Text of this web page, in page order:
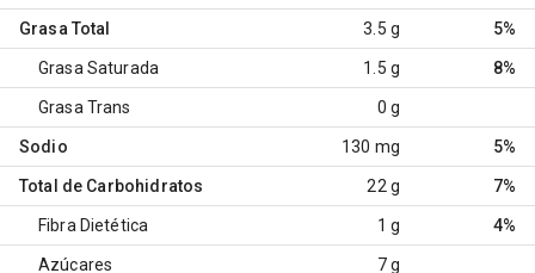
Grasa Total 3.5 g 5%
Grasa Saturada 1.5 g 8%
Grasa Trans 0 g
Sodio 130 mg 5%
Total de Carbohidratos 22 g 7%
Fibra Dietética 1 g 4%
Azúcares 7 g